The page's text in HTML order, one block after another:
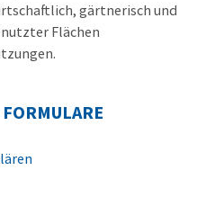
gärtnerisch und
Flächen